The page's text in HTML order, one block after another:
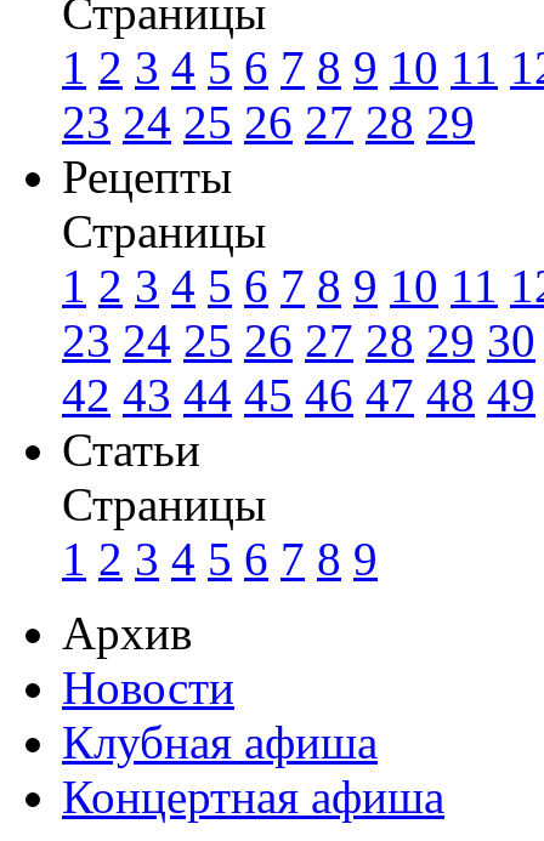
Страницы
1 2 3 4 5 6 7 8 9 10 11
23 24 25 26 27 28 29
Рецепты
Страницы
1 2 3 4 5 6 7 8 9 10 11
23 24 25 26 27 28 29 30
42 43 44 45 46 47 48 49
Статьи
Страницы
1 2 3 4 5 6 7 8 9
Архив
Новости
Клубная афиша
Концертная афиша